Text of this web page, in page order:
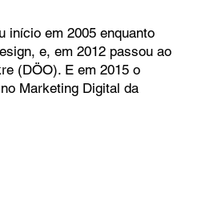
início em 2005 enquanto
e, em 2012 passou ao
(DÖO). E em 2015 o
Marketing Digital da